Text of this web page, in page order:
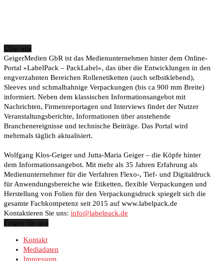
Über uns
GeigerMedien GbR ist das Medienunternehmen hinter dem Online-
Portal »LabelPack – PackLabel«, das über die Entwicklungen in den
engverzahnten Bereichen Rollenetiketten (auch selbstklebend),
Sleeves und schmalbahnige Verpackungen (bis ca 900 mm Breite)
informiert. Neben dem klassischen Informationsangebot mit
Nachrichten, Firmenreportagen und Interviews findet der Nutzer
Veranstaltungsberichte, Informationen über anstehende
Branchenereignisse und technische Beiträge. Das Portal wird
mehrmals täglich aktualisiert.
Wolfgang Klos-Geiger und Jutta-Maria Geiger – die Köpfe hinter
dem Informationsangebot. Mit mehr als 35 Jahren Erfahrung als
Medienunternehmer für die Verfahren Flexo-, Tief- und Digitaldruck
für Anwendungsbereiche wie Etiketten, flexible Verpackungen und
Herstellung von Folien für den Verpackungsdruck spiegelt sich die
gesamte Fachkompetenz seit 2015 auf www.labelpack.de
Kontaktieren Sie uns: info@labelpack.de
Folgen Sie uns
Kontakt
Mediadaten
Impressum